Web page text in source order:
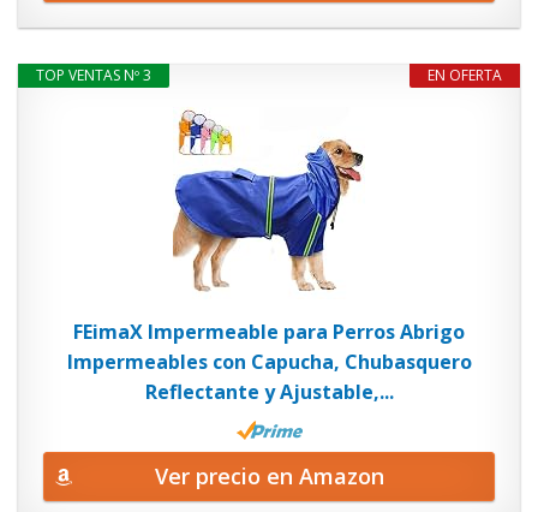
EN OFERTA
TOP VENTAS Nº 3
FEimaX Impermeable para Perros Abrigo
Impermeables con Capucha, Chubasquero
Reflectante y Ajustable,...
Ver precio en Amazon